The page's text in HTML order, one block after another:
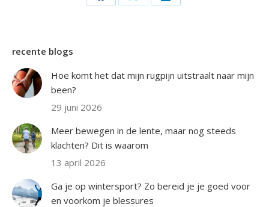
Deel
Deel
Deel
recente blogs
Hoe komt het dat mijn rugpijn uitstraalt naar mijn
been?
29 juni 2026
Meer bewegen in de lente, maar nog steeds
klachten? Dit is waarom
13 april 2026
Ga je op wintersport? Zo bereid je je goed voor
en voorkom je blessures